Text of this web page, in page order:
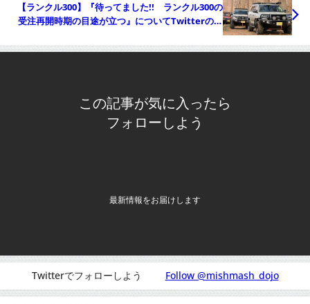
【ランクル300】『待ってました!! ランクル300の
受注再開時期の目途が立つ』についてTwitterの反
この記事が気に入ったら
フォローしよう
最新情報をお届けします
Twitterでフォローしよう Follow @mishmash_dojo